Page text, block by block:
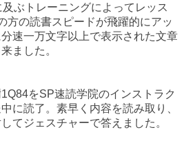
ぶトレーニングによってレッス
方の読書スピードが飛躍的にアッ
速一万文字以上で表示された文章
ました。
をSP速読学院のインストラク
に読了。素早く内容を読み取り、
てジェスチャーで答えました。